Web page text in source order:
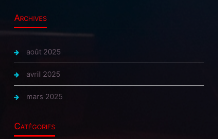
Archives
août 2025
avril 2025
mars 2025
Catégories